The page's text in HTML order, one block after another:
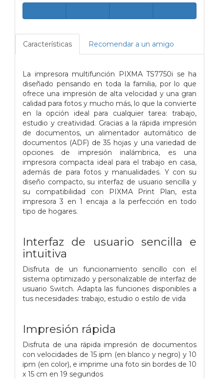
Características Recomendar a un amigo
La impresora multifunción PIXMA TS7750i se ha
diseñado pensando en toda la familia, por lo que
ofrece una impresión de alta velocidad y una gran
calidad para fotos y mucho más, lo que la convierte
en la opción ideal para cualquier tarea: trabajo,
estudio y creatividad. Gracias a la rápida impresión
de documentos, un alimentador automático de
documentos (ADF) de 35 hojas y una variedad de
opciones de impresión inalámbrica, es una
impresora compacta ideal para el trabajo en casa,
además de para fotos y manualidades. Y con su
diseño compacto, su interfaz de usuario sencilla y
su compatibilidad con PIXMA Print Plan, esta
impresora 3 en 1 encaja a la perfección en todo
tipo de hogares.
Interfaz de usuario sencilla e
intuitiva
Disfruta de un funcionamiento sencillo con el
sistema optimizado y personalizable de interfaz de
usuario Switch. Adapta las funciones disponibles a
tus necesidades: trabajo, estudio o estilo de vida
Impresión rápida
Disfruta de una rápida impresión de documentos
con velocidades de 15 ipm (en blanco y negro) y 10
ipm (en color), e imprime una foto sin bordes de 10
x 15 cm en 19 segundos